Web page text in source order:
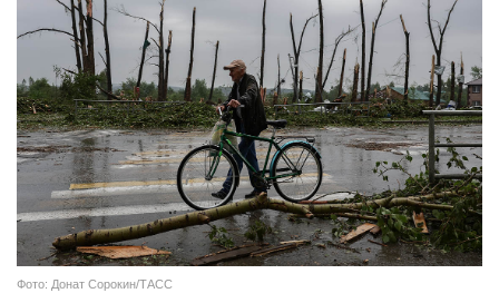
Фото: Донат Сорокин/ТАСС